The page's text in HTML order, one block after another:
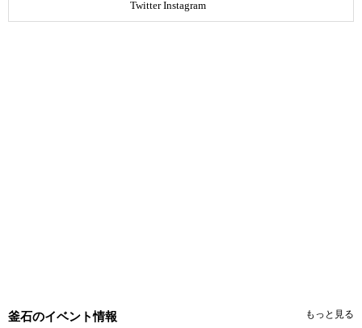
Twitter Instagram
釜石のイベント情報 もっと見る